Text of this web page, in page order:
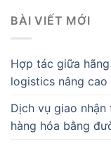
BÀI VIẾT MỚI
Hợp tác giữa
logistics nâng cao
Dịch vụ giao
hàng hóa bằng